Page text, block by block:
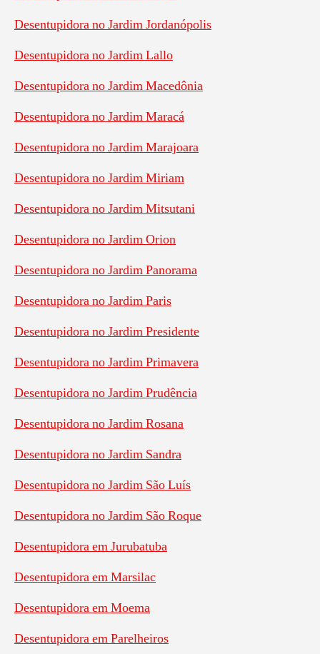
Desentupidora no Jardim Jordanópolis
Desentupidora no Jardim Lallo
Desentupidora no Jardim Macedônia
Desentupidora no Jardim Maracá
Desentupidora no Jardim Marajoara
Desentupidora no Jardim Miriam
Desentupidora no Jardim Mitsutani
Desentupidora no Jardim Orion
Desentupidora no Jardim Panorama
Desentupidora no Jardim Paris
Desentupidora no Jardim Presidente
Desentupidora no Jardim Primavera
Desentupidora no Jardim Prudência
Desentupidora no Jardim Rosana
Desentupidora no Jardim Sandra
Desentupidora no Jardim São Luís
Desentupidora no Jardim São Roque
Desentupidora em Jurubatuba
Desentupidora em Marsilac
Desentupidora em Moema
Desentupidora em Parelheiros